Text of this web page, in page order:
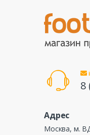
8
Адрес
Москва, м.